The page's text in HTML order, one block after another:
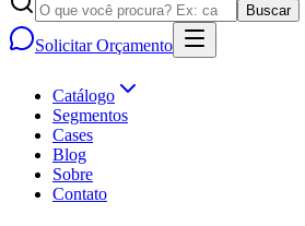
Buscar
Solicitar Orçamento
Catálogo
Segmentos
Cases
Blog
Sobre
Contato